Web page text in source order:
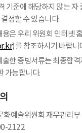
기준에 해당하지 않는 자
정할 수 있습니다.
은 우리 위원회 인터넷
)를 참조하시기 바랍니
출한 증빙서류는 최종합격
가능합니다.
화예술위원회 재무관리
2122